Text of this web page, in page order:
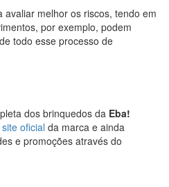
avaliar melhor os riscos, tendo em
por exemplo, podem
todo esse processo de
dos brinquedos da Eba!
site oficial da marca e ainda
e promoções através do